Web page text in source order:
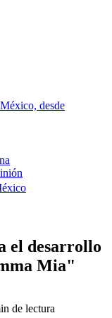
desde
el desarrollo
Mia"
de lectura